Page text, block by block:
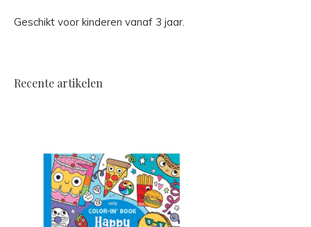
Geschikt voor kinderen vanaf 3 jaar.
Recente artikelen